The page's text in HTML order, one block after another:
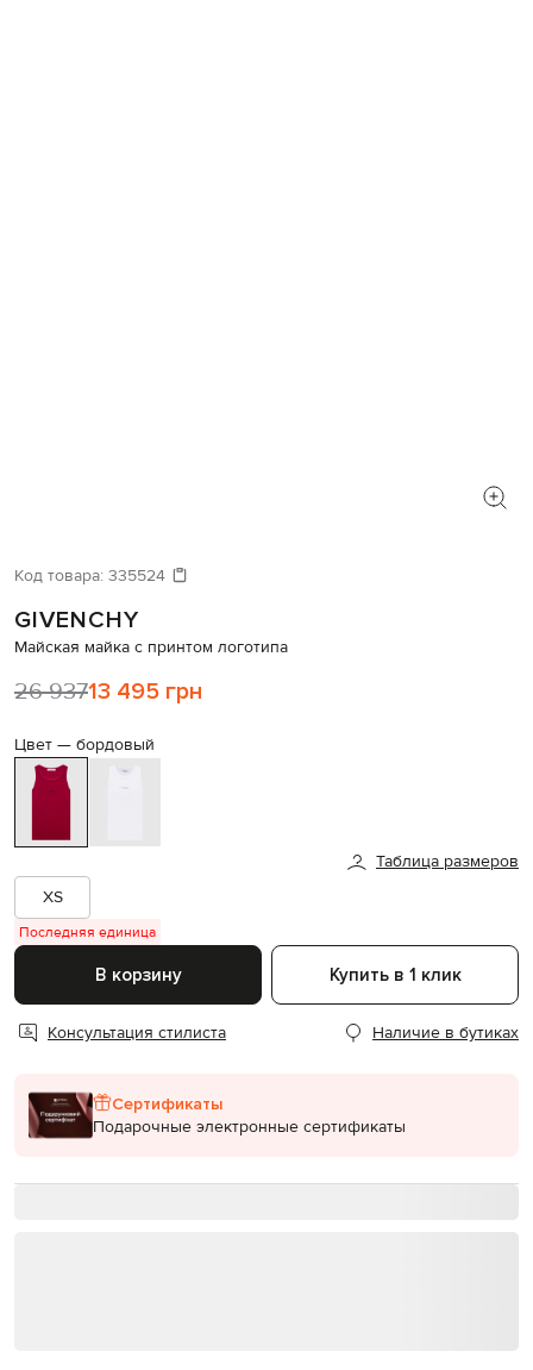
Код товара: 335524
GIVENCHY
Майская майка с принтом логотипа
26 93713 495 грн
Цвет — бордовый
Таблица размеров
XS
Последняя единица
В корзину Купить в 1 клик
Консультация стилиста Наличие в бутиках
Сертификаты
Подарочные электронные сертификаты